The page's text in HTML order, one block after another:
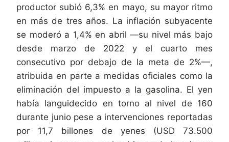
productor subió 6,3% en mayo, su mayor ritmo
en más de tres años. La inflación subyacente
se moderó a 1,4% en abril —su nivel más bajo
desde marzo de 2022 y el cuarto mes
consecutivo por debajo de la meta de 2%—,
atribuida en parte a medidas oficiales como la
eliminación del impuesto a la gasolina. El yen
había languidecido en torno al nivel de 160
durante junio pese a intervenciones reportadas
por 11,7 billones de yenes (USD 73.500